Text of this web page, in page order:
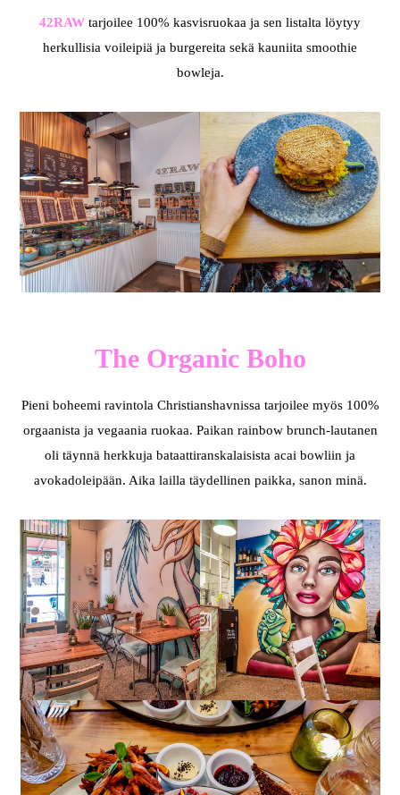
42RAW tarjoilee 100% kasvisruokaa ja sen listalta löytyy
herkullisia voileipiä ja burgereita sekä kauniita smoothie
bowleja.
The Organic Boho
Pieni boheemi ravintola Christianshavnissa tarjoilee myös 100%
orgaanista ja vegaania ruokaa. Paikan rainbow brunch-lautanen
oli täynnä herkkuja bataattiranskalaisista acai bowliin ja
avokadoleipään. Aika lailla täydellinen paikka, sanon minä.